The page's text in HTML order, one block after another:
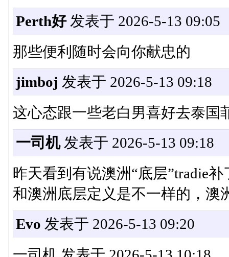
Perth好发表于 2026-5-13 09:05
那些便利随时会向你献忠的
jimboj 发表于 2026-5-13 09:18
这心态跟一些老白男喜好去泰国
一司机发表于 2026-5-13 09:18
昨天看到有说澳洲“底层”tradie
和澳洲底层定义是不一样的，澳
Evo 发表于 2026-5-13 09:20